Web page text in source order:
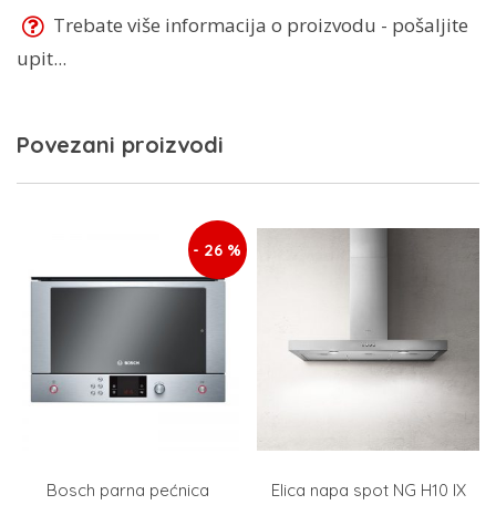
Trebate više informacija o proizvodu - pošaljite
upit...
Povezani proizvodi
- 26 %
Bosch parna pećnica
Elica napa spot NG H10 IX